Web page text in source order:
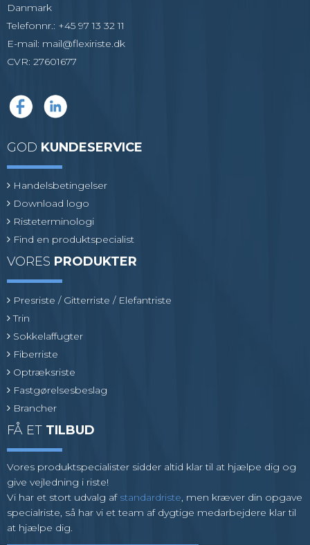
Danmark
Telefonnr. : +45 97 13 32 11
E-mail: mail@flexiriste.dk
CVR: 27601677
GOD KUNDESERVICE
Handelsbetingelser
Download logo
Risteterminologi
Find en produktspecialist
VORES PRODUKTER
Presriste / Gitterriste / Elefantriste
Trin
Sokkelaffugter
Fiberriste
Optræksriste
Fastgørelsesbeslag
Brancher
FÅ ET TILBUD
Vores produktspecialister sidder altid klar til at hjælpe dig og
give vejledning i riste!
Vi har et stort udvalg af standardriste, men kræver din opgave
specialriste, så har vi et team af dygtige medarbejdere klar til
at hjælpe dig.